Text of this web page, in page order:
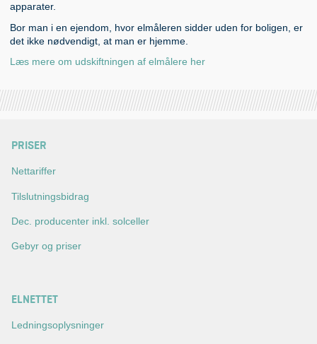
apparater.
Bor man i en ejendom, hvor elmåleren sidder uden for boligen, er
det ikke nødvendigt, at man er hjemme.
Læs mere om udskiftningen af elmålere her
PRISER
Nettariffer
Tilslutningsbidrag
Dec. producenter inkl. solceller
Gebyr og priser
ELNETTET
Ledningsoplysninger